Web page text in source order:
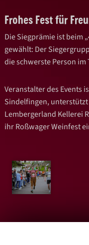
Frohes Fest für
Die Siegprämie ist beim
gewählt: Der
die schwerste Person
Veranstalter des Events
Sindelfingen,
Lembergerland Kellerei
ihr Roßwager Weinfest